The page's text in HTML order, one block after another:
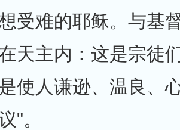
受难的耶稣。与基
天主内：这是宗徒
使人谦逊、温良、
"。